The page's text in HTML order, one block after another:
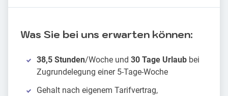
Was Sie bei uns erwarten können:
38,5 Stunden/Woche und 30 Tage Urlaub bei
Zugrundelegung einer 5-Tage-Woche
Gehalt nach eigenem Tarifvertrag,